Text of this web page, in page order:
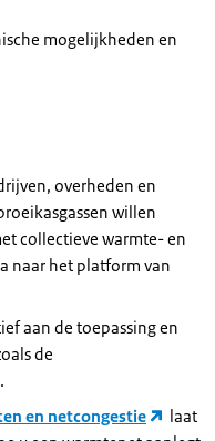
mogelijkheden en
overheden en
willen
collectieve warmte- en
naar het platform van
aan de toepassing en
de
.
en netcongestie
laat